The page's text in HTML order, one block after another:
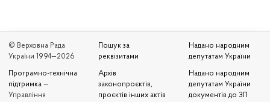
© Верховна Рада
України 1994—2026
Програмно-технічна
підтримка —
Управління
Пошук за
реквізитами
Архів
законопроєктів,
проєктів інших актів
Надано народним
депутатам України
Надано народним
депутатам України
документів до ЗП